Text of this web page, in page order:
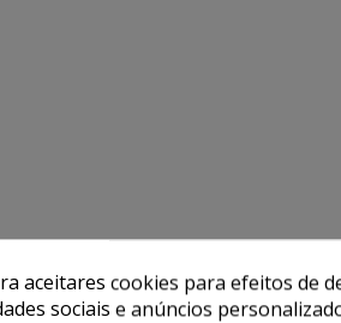
aceitares cookies para efeitos de
sociais e anúncios